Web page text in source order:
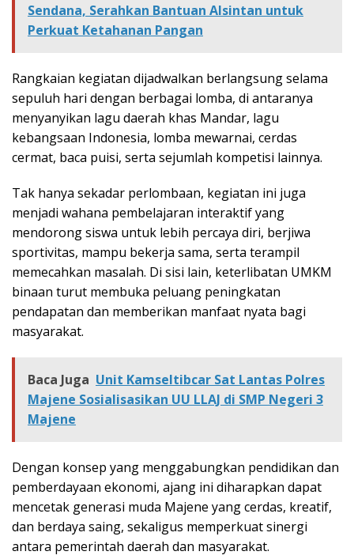
Sendana, Serahkan Bantuan Alsintan untuk
Perkuat Ketahanan Pangan
Rangkaian kegiatan dijadwalkan berlangsung selama
sepuluh hari dengan berbagai lomba, di antaranya
menyanyikan lagu daerah khas Mandar, lagu
kebangsaan Indonesia, lomba mewarnai, cerdas
cermat, baca puisi, serta sejumlah kompetisi lainnya.
Tak hanya sekadar perlombaan, kegiatan ini juga
menjadi wahana pembelajaran interaktif yang
mendorong siswa untuk lebih percaya diri, berjiwa
sportivitas, mampu bekerja sama, serta terampil
memecahkan masalah. Di sisi lain, keterlibatan UMKM
binaan turut membuka peluang peningkatan
pendapatan dan memberikan manfaat nyata bagi
masyarakat.
Baca Juga Unit Kamseltibcar Sat Lantas Polres
Majene Sosialisasikan UU LLAJ di SMP Negeri 3
Majene
Dengan konsep yang menggabungkan pendidikan dan
pemberdayaan ekonomi, ajang ini diharapkan dapat
mencetak generasi muda Majene yang cerdas, kreatif,
dan berdaya saing, sekaligus memperkuat sinergi
antara pemerintah daerah dan masyarakat.